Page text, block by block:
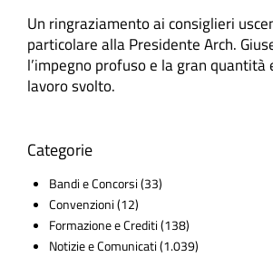
Un ringraziamento ai consiglieri
particolare alla Presidente Arch.
l’impegno profuso e la gran quantità
lavoro svolto.
Categorie
Bandi e Concorsi(33)
Convenzioni(12)
Formazione e Crediti(138)
Notizie e Comunicati(1.039)